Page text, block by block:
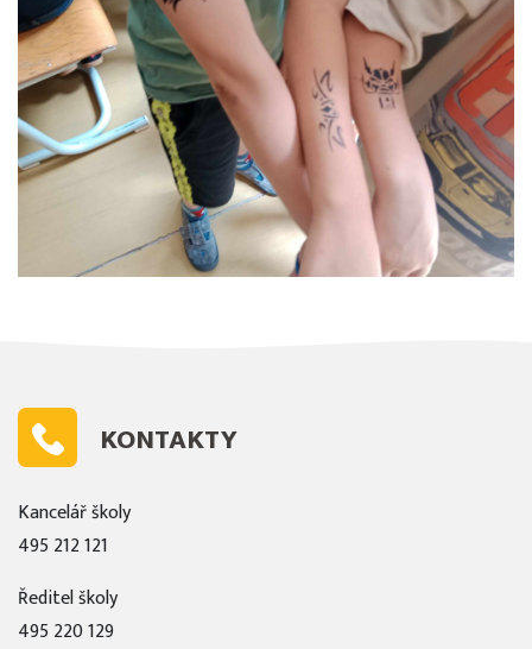
KONTAKTY
Kancelář školy
495 212 121
Ředitel školy
495 220 129